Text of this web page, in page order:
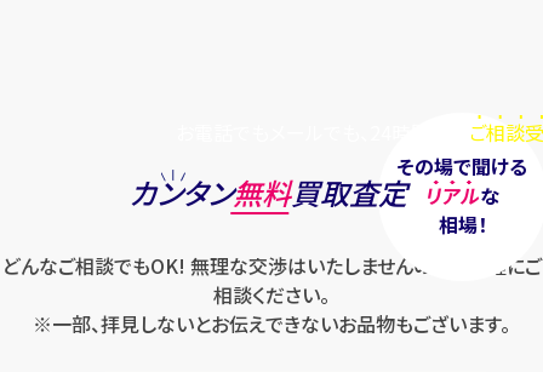
ご相談
その場で聞ける
リアルな
相場！
カンタン無料買取査定
どんなご相談でもOK! 無理な交渉はいたしませんのでお気軽にご
相談ください。
※一部、拝見しないとお伝えできないお品物もございます。